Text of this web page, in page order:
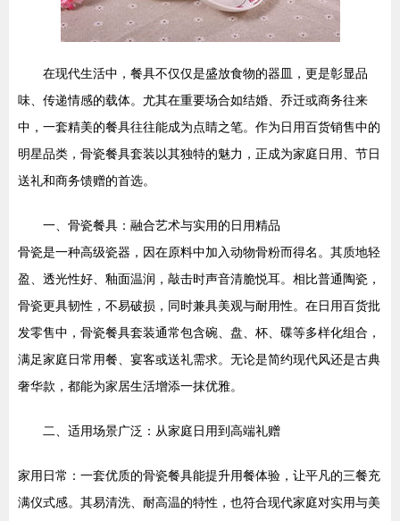
在现代生活中，餐具不仅仅是盛放食物的器皿，更是彰显品
味、传递情感的载体。尤其在重要场合如结婚、乔迁或商务往来
中，一套精美的餐具往往能成为点睛之笔。作为日用百货销售中的
明星品类，骨瓷餐具套装以其独特的魅力，正成为家庭日用、节日
送礼和商务馈赠的首选。
一、骨瓷餐具：融合艺术与实用的日用精品
骨瓷是一种高级瓷器，因在原料中加入动物骨粉而得名。其质地轻
盈、透光性好、釉面温润，敲击时声音清脆悦耳。相比普通陶瓷，
骨瓷更具韧性，不易破损，同时兼具美观与耐用性。在日用百货批
发零售中，骨瓷餐具套装通常包含碗、盘、杯、碟等多样化组合，
满足家庭日常用餐、宴客或送礼需求。无论是简约现代风还是古典
奢华款，都能为家居生活增添一抹优雅。
二、适用场景广泛：从家庭日用到高端礼赠
家用日常：一套优质的骨瓷餐具能提升用餐体验，让平凡的三餐充
满仪式感。其易清洗、耐高温的特性，也符合现代家庭对实用与美